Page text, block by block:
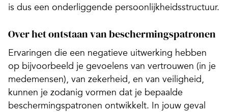
is dus een onderliggende persoonlijkheidsstructuur.
Over het ontstaan van beschermingspatronen
Ervaringen die een negatieve uitwerking hebben
op bijvoorbeeld je gevoelens van vertrouwen (in je
medemensen), van zekerheid, en van veiligheid,
kunnen je zodanig vormen dat je bepaalde
beschermingspatronen ontwikkelt. In jouw geval